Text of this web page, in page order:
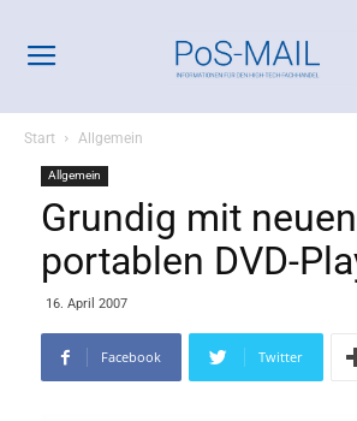
Start Allgemein
Allgemein
Grundig mit neuen
portablen DVD-
16. April 2007
Facebook Twitter